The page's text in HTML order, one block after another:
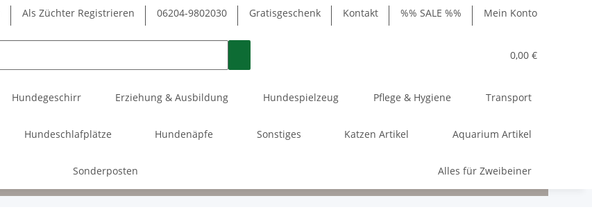
Als Züchter Registrieren 06204-9802030 Gratisgeschenk Kontakt %% SALE %% Mein Konto
0,00 €
Hundegeschirr Erziehung & Ausbildung Hundespielzeug Pflege & Hygiene Transport
Hundeschlafplätze Hundenäpfe Sonstiges Katzen Artikel Aquarium Artikel
Sonderposten Alles für Zweibeiner